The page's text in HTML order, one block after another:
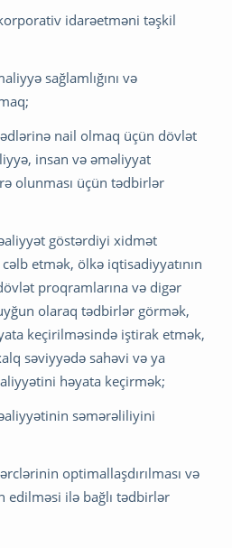
idarəetməni təşkil
sağlamlığını və
nail olmaq üçün dövlət
insan və əməliyyat
olunması üçün tədbirlər
göstərdiyi xidmət
etmək, ölkə iqtisadiyyatının
proqramlarına və digər
olaraq tədbirlər görmək,
keçirilməsində iştirak etmək,
səviyyədə sahəvi və ya
həyata keçirmək;
səmərəliliyini
optimallaşdırılması və
edilməsi ilə bağlı tədbirlər